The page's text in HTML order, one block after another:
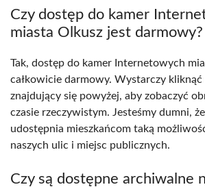
Czy dostęp do kamer
miasta Olkusz jest darmowy?
Tak, dostęp do kamer Internetowych
całkowicie darmowy. Wystarczy
znajdujący się powyżej, aby zobaczyć
czasie rzeczywistym. Jesteśmy dumni,
udostępnia mieszkańcom taką
naszych ulic i miejsc publicznych.
Czy są dostępne archiwalne